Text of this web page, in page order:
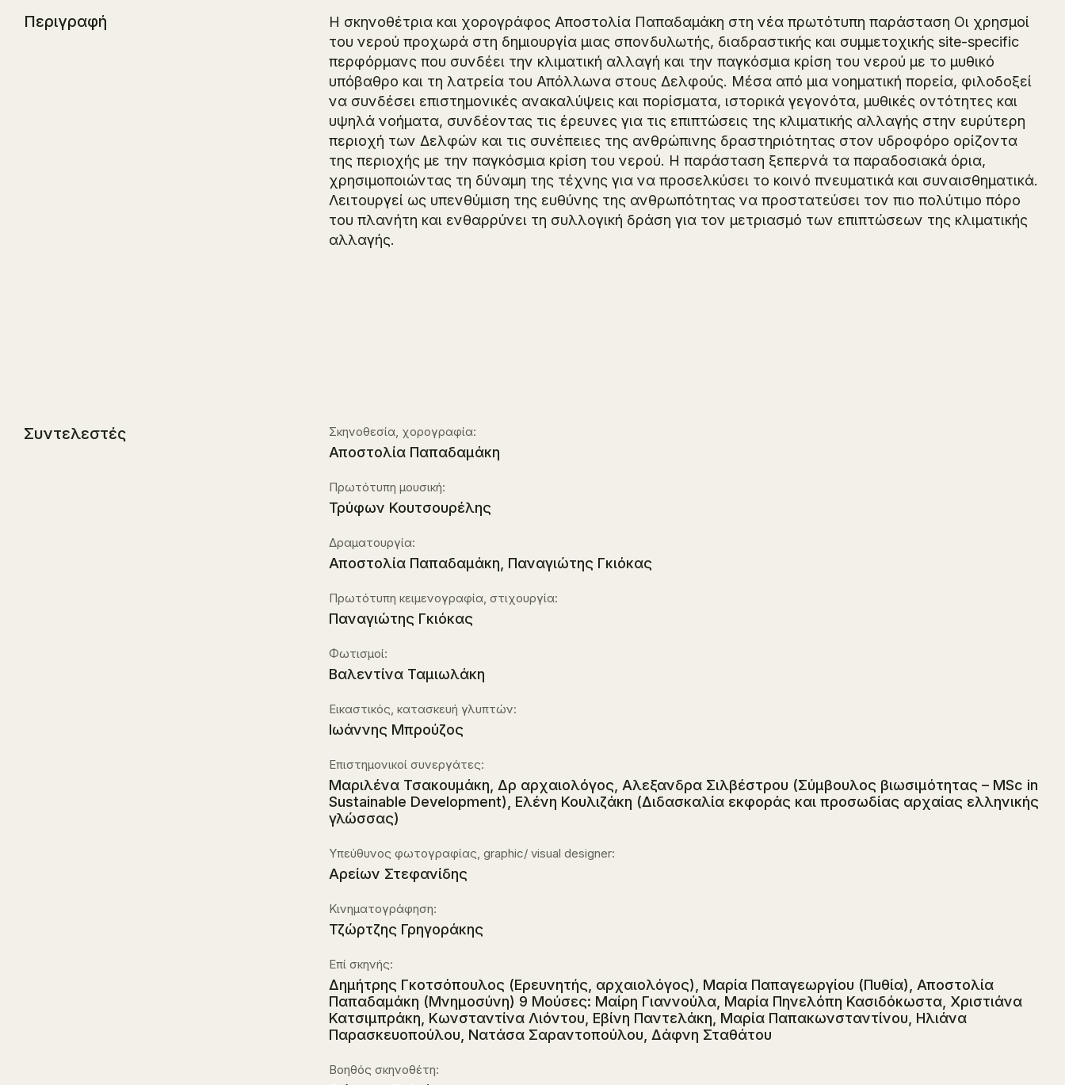
Περιγραφή
Η σκηνοθέτρια και χορογράφος Αποστολία Παπαδαμάκη στη νέα πρωτότυπη παράσταση Οι χρησμοί
του νερού προχωρά στη δημιουργία μιας σπονδυλωτής, διαδραστικής και συμμετοχικής site-specific
περφόρμανς που συνδέει την κλιματική αλλαγή και την παγκόσμια κρίση του νερού με το μυθικό
υπόβαθρο και τη λατρεία του Απόλλωνα στους Δελφούς. Μέσα από μια νοηματική πορεία, φιλοδοξεί
να συνδέσει επιστημονικές ανακαλύψεις και πορίσματα, ιστορικά γεγονότα, μυθικές οντότητες και
υψηλά νοήματα, συνδέοντας τις έρευνες για τις επιπτώσεις της κλιματικής αλλαγής στην ευρύτερη
περιοχή των Δελφών και τις συνέπειες της ανθρώπινης δραστηριότητας στον υδροφόρο ορίζοντα
της περιοχής με την παγκόσμια κρίση του νερού. Η παράσταση ξεπερνά τα παραδοσιακά όρια,
χρησιμοποιώντας τη δύναμη της τέχνης για να προσελκύσει το κοινό πνευματικά και συναισθηματικά.
Λειτουργεί ως υπενθύμιση της ευθύνης της ανθρωπότητας να προστατεύσει τον πιο πολύτιμο πόρο
του πλανήτη και ενθαρρύνει τη συλλογική δράση για τον μετριασμό των επιπτώσεων της κλιματικής
αλλαγής.
Συντελεστές Σκηνοθεσία, χορογραφία:
Αποστολία Παπαδαμάκη
Πρωτότυπη μουσική:
Τρύφων Κουτσουρέλης
Δραματουργία:
Αποστολία Παπαδαμάκη, Παναγιώτης Γκιόκας
Πρωτότυπη κειμενογραφία, στιχουργία:
Παναγιώτης Γκιόκας
Φωτισμοί:
Βαλεντίνα Ταμιωλάκη
Εικαστικός, κατασκευή γλυπτών:
Ιωάννης Μπρούζος
Επιστημονικοί συνεργάτες:
Μαριλένα Τσακουμάκη, Δρ αρχαιολόγος, Αλεξανδρα Σιλβέστρου (Σύμβουλος βιωσιμότητας – MSc in
Sustainable Development), Ελένη Κουλιζάκη (Διδασκαλία εκφοράς και προσωδίας αρχαίας ελληνικής
γλώσσας)
Υπεύθυνος φωτογραφίας, graphic/ visual designer:
Αρείων Στεφανίδης
Κινηματογράφηση:
Τζώρτζης Γρηγοράκης
Επί σκηνής:
Δημήτρης Γκοτσόπουλος (Eρευνητής, αρχαιολόγος), Μαρία Παπαγεωργίου (Πυθία), Αποστολία
Παπαδαμάκη (Μνημοσύνη) 9 Mούσες: Μαίρη Γιαννούλα, Μαρία Πηνελόπη Κασιδόκωστα, Χριστιάνα
Κατσιμπράκη, Κωνσταντίνα Λιόντου, Εβίνη Παντελάκη, Μαρία Παπακωνσταντίνου, Ηλιάνα
Παρασκευοπούλου, Νατάσα Σαραντοπούλου, Δάφνη Σταθάτου
Βοηθός σκηνοθέτη: